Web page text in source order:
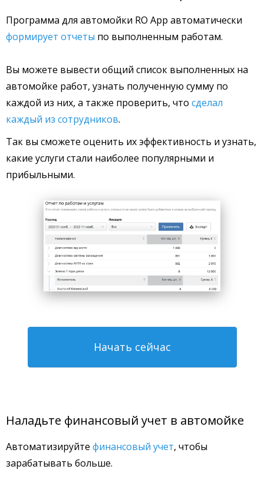
Программа для автомойки RO App автоматически
формирует отчеты по выполненным работам.
Вы можете вывести общий список выполненных на
автомойке работ, узнать полученную сумму по
каждой из них, а также проверить, что сделал
каждый из сотрудников.
Так вы сможете оценить их эффективность и узнать,
какие услуги стали наиболее популярными и
прибыльными.
Начать сейчас
Наладьте финансовый учет в автомойке
Автоматизируйте финансовый учет, чтобы
зарабатывать больше.